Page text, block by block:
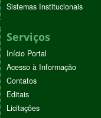
Sistemas Institucionais
Serviços
Início Portal
Acesso à Informação
Contatos
Editais
Licitações